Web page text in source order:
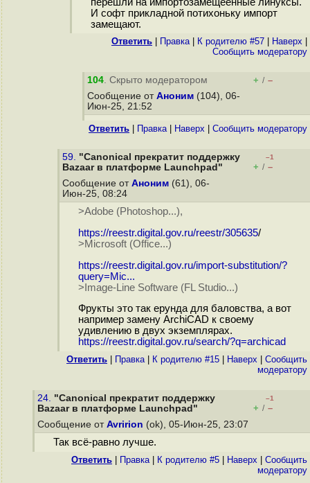
И софт прикладной потихоньку импорт
замещают.
Ответить Правка| К родителю #57 Наверх
Cообщить модератору
104. Скрыто модератором + / –
Сообщение от Аноним (104), 06-
Июн-25, 21:52
Ответить Правка| Наверх Cообщить модератору
59. "Canonical прекратит поддержку
Bazaar в платформе Launchpad"
–1
+ / –
Сообщение от Аноним (61), 06-
Июн-25, 08:24
>Adobe (Photoshop...),
https://reestr.digital.gov.ru/reestr/305635/
>Microsoft (Office...)
https://reestr.digital.gov.ru/import-substitution/?
query=Mic...
>Image-Line Software (FL Studio...)
Фрукты это так ерунда для баловства, а вот
например замену ArchiCAD к своему
удивлению в двух экземплярах.
https://reestr.digital.gov.ru/search/?q=archicad
Ответить Правка| К родителю #15 Наверх
Cообщить
модератору
24. "Canonical прекратит поддержку
Bazaar в платформе Launchpad"
–1
+ / –
Сообщение от Avririon (ok), 05-Июн-25, 23:07
Так всё-равно лучше.
Ответить Правка| К родителю #5 Наверх
Cообщить
модератору